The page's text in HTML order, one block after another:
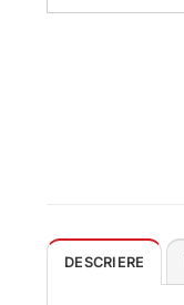
DESCRIERE